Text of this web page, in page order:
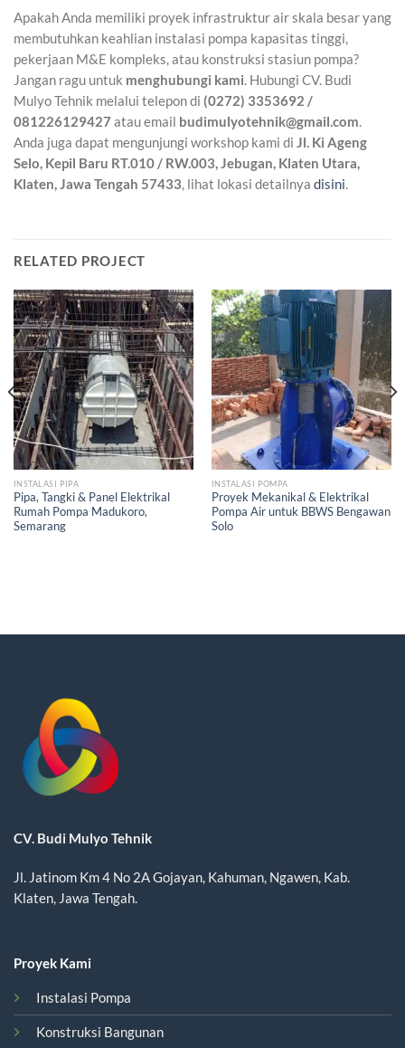
Apakah Anda memiliki proyek infrastruktur air skala besar yang
membutuhkan keahlian instalasi pompa kapasitas tinggi,
pekerjaan M&E kompleks, atau konstruksi stasiun pompa?
Jangan ragu untuk menghubungi kami. Hubungi CV. Budi
Mulyo Tehnik melalui telepon di (0272) 3353692 /
081226129427atau email budimulyotehnik@gmail.com.
Anda juga dapat mengunjungi workshop kami di Jl. Ki Ageng
Selo, Kepil Baru RT.010 / RW.003, Jebugan, Klaten Utara,
Klaten, Jawa Tengah 57433, lihat lokasi detailnya disini.
RELATED PROJECT
INSTALASI PIPA
Pipa, Tangki & Panel Elektrikal
Rumah Pompa Madukoro,
Semarang
INSTALASI POMPA
Proyek Mekanikal & Elektrikal
Pompa Air untuk BBWS Bengawan
Solo
CV. Budi Mulyo Tehnik
Jl. Jatinom Km 4 No 2A Gojayan, Kahuman, Ngawen, Kab.
Klaten, Jawa Tengah.
Proyek Kami
Instalasi Pompa
Konstruksi Bangunan